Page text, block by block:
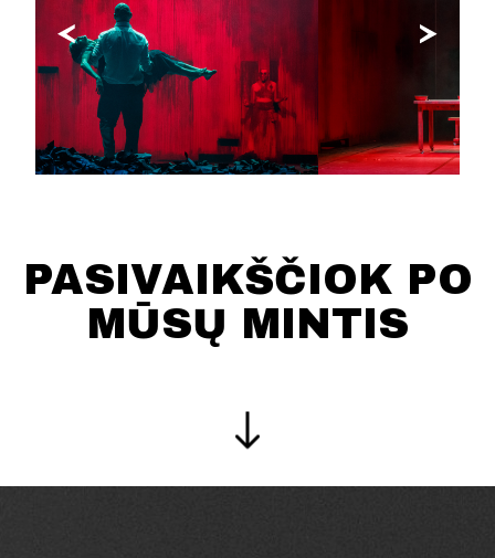
PASIVAIKŠČIOK PO
MŪSŲ MINTIS